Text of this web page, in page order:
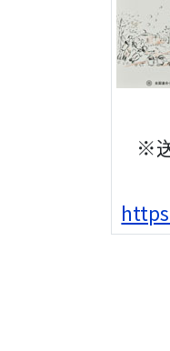
※送